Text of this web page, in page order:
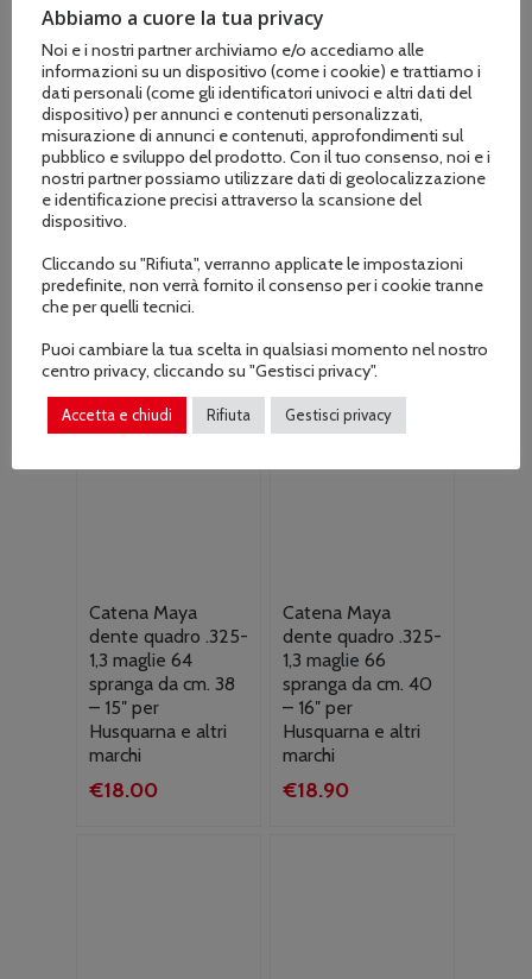
marchiata
SHINDAIWA .325″
– 1,5 mm. 72 maglie
cm. 45 attacco
SHINDAIWA-
ECHO 041
€84.00 Il
prezzo
originale
€84.00.
€74.00Il
prezzo
attuale
€74.00.
Carving Super-PRO
1/4 cm. 25 – 60
maglie 1,3
€199.00 Il
prezzo
originale
era:
€199.00.
€184.00Il
attuale
è:
Catena Maya
dente quadro .325-
1,3 maglie 64
spranga da cm. 38
– 15″ per
Husquarna e altri
marchi
€18.00
Catena Maya
dente quadro .325-
1,3 maglie 66
spranga da cm. 40
– 16″ per
Husquarna e altri
marchi
€18.90
Abbiamo a cuore la tua privacy
Noi e i nostri partner archiviamo e/o accediamo alle
informazioni su un dispositivo (come i cookie) e trattiamo i
dati personali (come gli identificatori univoci e altri dati del
dispositivo) per annunci e contenuti personalizzati,
misurazione di annunci e contenuti, approfondimenti sul
pubblico e sviluppo del prodotto. Con il tuo consenso, noi e i
nostri partner possiamo utilizzare dati di geolocalizzazione
e identificazione precisi attraverso la scansione del
dispositivo.
Cliccando su "Rifiuta", verranno applicate le impostazioni
predefinite, non verrà fornito il consenso per i cookie tranne
che per quelli tecnici.
Puoi cambiare la tua scelta in qualsiasi momento nel nostro
centro privacy, cliccando su "Gestisci privacy".
Accetta e chiudi Rifiuta Gestisci privacy